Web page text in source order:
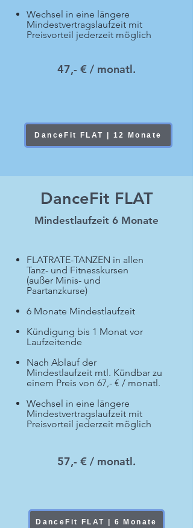
Wechsel in eine längere
Mindestvertragslaufzeit mit
Preisvorteil jederzeit möglich
47,- € / monatl.
DanceFit FLAT | 12 Monate
DanceFit FLAT
Mindestlaufzeit 6 Monate
FLATRATE-TANZEN in allen
Tanz- und Fitnesskursen
(außer Minis- und
Paartanzkurse)
6 Monate Mindestlaufzeit
Kündigung bis 1 Monat vor
Laufzeitende
Nach Ablauf der
Mindestlaufzeit mtl. Kündbar zu
einem Preis von 67,- € / monatl.
Wechsel in eine längere
Mindestvertragslaufzeit mit
Preisvorteil jederzeit möglich
57,- € / monatl.
DanceFit FLAT | 6 Monate